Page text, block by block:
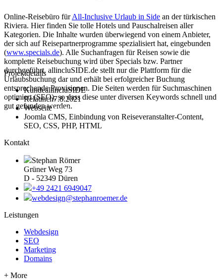
Online-Reisebüro fürAll-Inclusive Urlaub in Side an der türkischen
Riviera. Hier finden Sie tolle Hotels und Pauschalreisen aller
Kategorien. Die Inhalte wurden überwiegend von einem Anbieter,
der sich auf Reisepartnerprogramme spezialisiert hat, eingebunden
(www.specials.de). Alle Suchanfragen für Reisen sowie die
komplette Reisebuchung wird über Specials bzw. Partner
durchgeführt. allincluSIDE.de stellt nur die Plattform für die
Urlaubsbuchung dar und erhält bei erfolgreicher Buchung
entsprechende Provisionen. Die Seiten werden für Suchmaschinen
optimiert (SEO), so dass diese unter diversen Keywords schnell und
gut gefunden werden.
Projektdetails
KundeallincluSIDE
Relaunch7.8.2021
Webseitewww.allincluside.de
Joomla CMS, Einbindung von Reiseveranstalter-Content,
SEO, CSS, PHP, HTML
Kontakt
Stephan Römer
Grüner Weg 73
D - 52349 Düren
+49 2421 6949047
webdesign@stephanroemer.de
Leistungen
Webdesign
SEO
Marketing
Domains
+ More